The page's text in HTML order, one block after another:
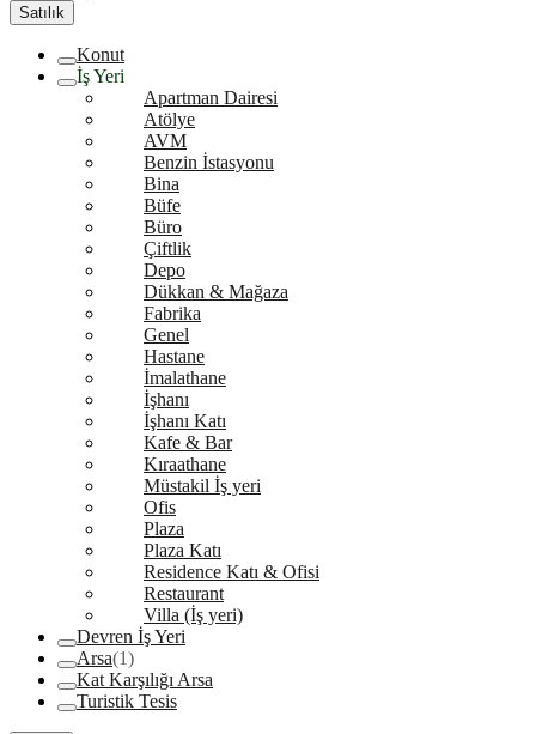
Satılık
Konut
İş Yeri
Apartman Dairesi
Atölye
AVM
Benzin İstasyonu
Bina
Büfe
Büro
Çiftlik
Depo
Dükkan & Mağaza
Fabrika
Genel
Hastane
İmalathane
İşhanı
İşhanı Katı
Kafe & Bar
Kıraathane
Müstakil İş yeri
Ofis
Plaza
Plaza Katı
Residence Katı & Ofisi
Restaurant
Villa (İş yeri)
Devren İş Yeri
Arsa(1)
Kat Karşılığı Arsa
Turistik Tesis